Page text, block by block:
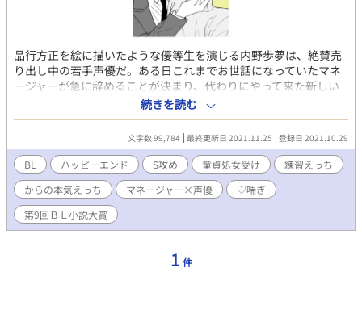
品行方正を絵に描いたような優等生を演じる内野歩夢は、絶賛売
り出し中の若手声優だ。ある日これまでお世話になっていたマネ
ージャーが急に辞めることが決まり、代わりにやって来た新しい
人はイケメンだけど二重人格ばりに裏表のある嫌味な男だっ
た……！？ なんなのコイツ！と反発しまくっていた時、舞い込ん
できた新しい仕事はBLCDの受役で……。えっちな声ってどうすれ
ばいいの？困った歩夢に手を差し伸べるのは？ イケメンS系マネ
ージャーと猫かぶり純情駆け出し声優が喧嘩したり、演技のため
にセックスの練習をしたり、練習のつもりが本番をしちゃったり
する話。
続きを読む
文字数 99,784 最終更新日 2021.11.25 登録日 2021.10.29
BL ハッピーエンド S攻め 童貞処女受け
練習えっち
からの本気えっち
マネージャー×声優
♡喘ぎ
第9回ＢＬ小説大賞
1 件